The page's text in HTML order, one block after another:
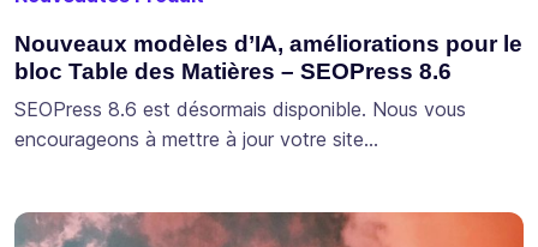
Nouveaux modèles d’IA, améliorations pour le
bloc Table des Matières – SEOPress 8.6
SEOPress 8.6 est désormais disponible. Nous vous
encourageons à mettre à jour votre site…